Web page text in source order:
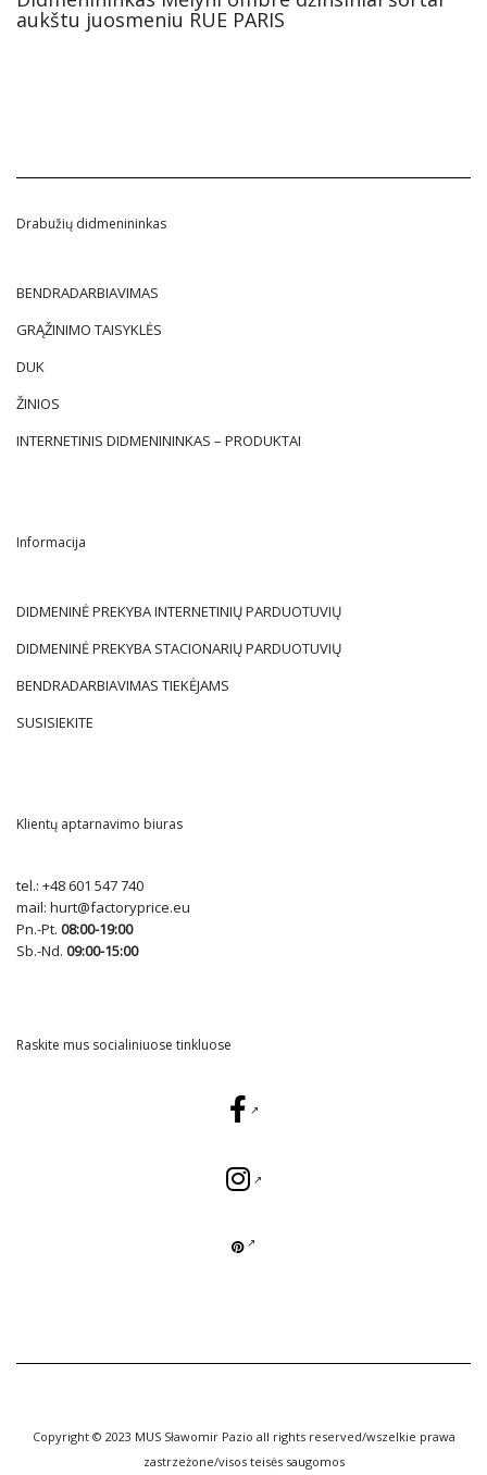
aukštu juosmeniu RUE PARIS
Drabužių didmenininkas
BENDRADARBIAVIMAS
GRĄŽINIMO TAISYKLĖS
DUK
ŽINIOS
INTERNETINIS DIDMENININKAS – PRODUKTAI
Informacija
DIDMENINĖ PREKYBA INTERNETINIŲ PARDUOTUVIŲ
DIDMENINĖ PREKYBA STACIONARIŲ PARDUOTUVIŲ
BENDRADARBIAVIMAS TIEKĖJAMS
SUSISIEKITE
Klientų aptarnavimo biuras
tel.: +48 601 547 740
mail: hurt@factoryprice.eu
Pn.-Pt. 08:00-19:00
Sb.-Nd. 09:00-15:00
Raskite mus socialiniuose tinkluose
Copyright © 2023 MUS Sławomir Pazio all rights reserved/wszelkie prawa
zastrzeżone/visos teisės saugomos